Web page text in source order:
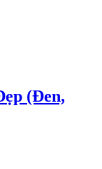
(Đen,